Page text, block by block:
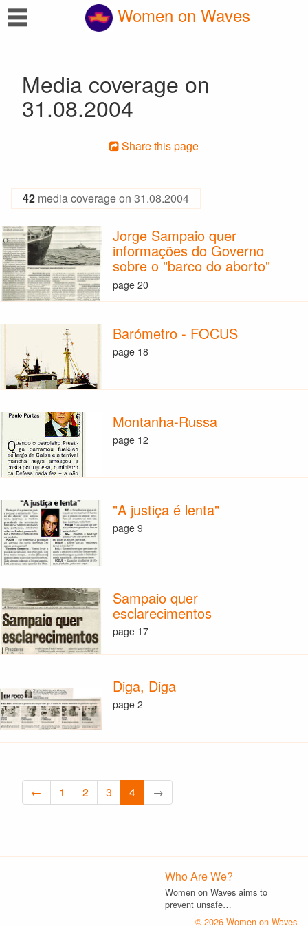
☰ Women on Waves
Media coverage on
31.08.2004
Share this page
42 media coverage on 31.08.2004
Jorge Sampaio quer
informações do Governo
sobre o "barco do aborto"
page 20
Barómetro - FOCUS
page 18
Montanha-Russa
page 12
"A justiça é lenta"
page 9
Sampaio quer
esclarecimentos
page 17
Diga, Diga
page 2
← 1 2 3 4 →
Who Are We?
Women on Waves aims to
prevent unsafe…
© 2026 Women on Waves